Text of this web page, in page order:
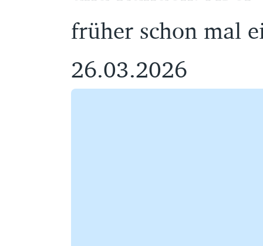
früher schon mal
26.03.2026